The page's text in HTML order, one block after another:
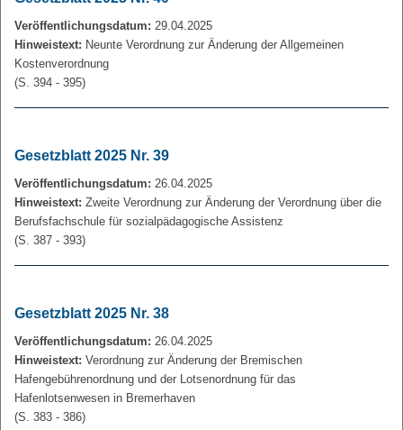
Veröffentlichungsdatum: 29.04.2025
Hinweistext: Neunte Verordnung zur Änderung der Allgemeinen
Kostenverordnung
(S. 394 - 395)
Gesetzblatt 2025 Nr. 39
Veröffentlichungsdatum: 26.04.2025
Hinweistext: Zweite Verordnung zur Änderung der Verordnung über die
Berufsfachschule für sozialpädagogische Assistenz
(S. 387 - 393)
Gesetzblatt 2025 Nr. 38
Veröffentlichungsdatum: 26.04.2025
Hinweistext: Verordnung zur Änderung der Bremischen
Hafengebührenordnung und der Lotsenordnung für das
Hafenlotsenwesen in Bremerhaven
(S. 383 - 386)